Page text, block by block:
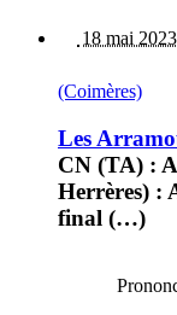
18 mai 2023
(Coimères)
Les
CN (TA) :
Herrères) :
final (…)